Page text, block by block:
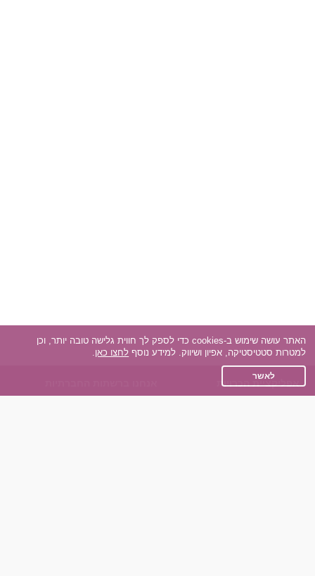
אפליקציית הכרויות
האתר עושה שימוש ב-cookies כדי לספק לך חווית גלישה טובה יותר, וכן
למטרות סטטיסטיקה, אפיון ושיווק. למידע נוסף לחצו כאן.
לאשר